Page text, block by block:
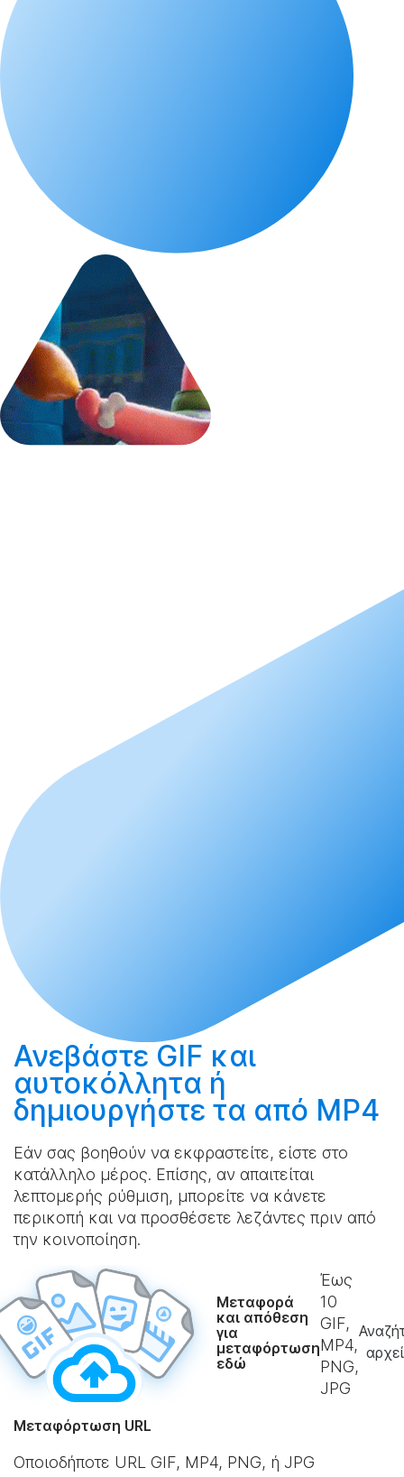
Ανεβάστε GIF και
αυτοκόλλητα ή
δημιουργήστε τα από MP4
Εάν σας βοηθούν να εκφραστείτε, είστε στο
κατάλληλο μέρος. Επίσης, αν απαιτείται
λεπτομερής ρύθμιση, μπορείτε να κάνετε
περικοπή και να προσθέσετε λεζάντες πριν από
την κοινοποίηση.
Μεταφορά
και απόθεση
για
μεταφόρτωση
εδώ
Έως
10
GIF,
MP4,
PNG,
JPG
Μεταφόρτωση URL
Οποιοδήποτε URL GIF, MP4, PNG, ή JPG